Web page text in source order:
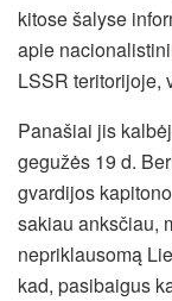
kitose šalyse
apie
LSSR teritorijoje,
Panašiai jis
gegužės 19 d.
gvardijos
sakiau anksčiau,
nepriklausomą
kad, pasibaigus